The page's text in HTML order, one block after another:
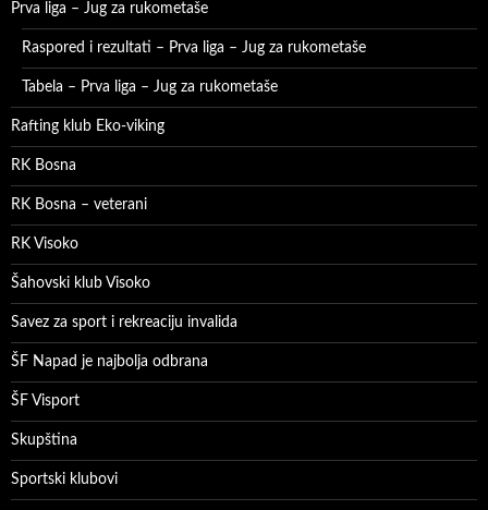
Prva liga – Jug za rukometaše
Raspored i rezultati – Prva liga – Jug za rukometaše
Tabela – Prva liga – Jug za rukometaše
Rafting klub Eko-viking
RK Bosna
RK Bosna – veterani
RK Visoko
Šahovski klub Visoko
Savez za sport i rekreaciju invalida
ŠF Napad je najbolja odbrana
ŠF Visport
Skupština
Sportski klubovi